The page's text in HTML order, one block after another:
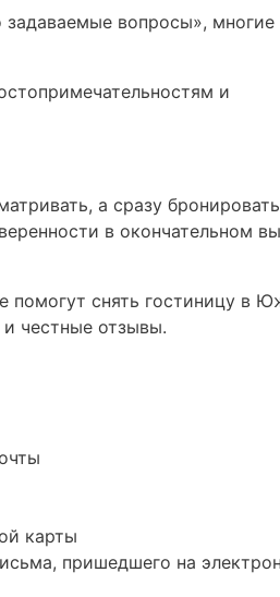
задаваемые вопросы», многие
и
а сразу
в окончательном
помогут снять гостиницу в
честные отзывы.
карты
пришедшего на